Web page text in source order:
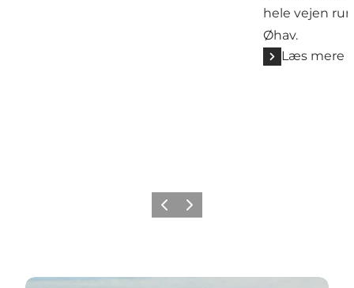
hele vejen
Øhav.
Læs mere
Forrige billede
Næste billede